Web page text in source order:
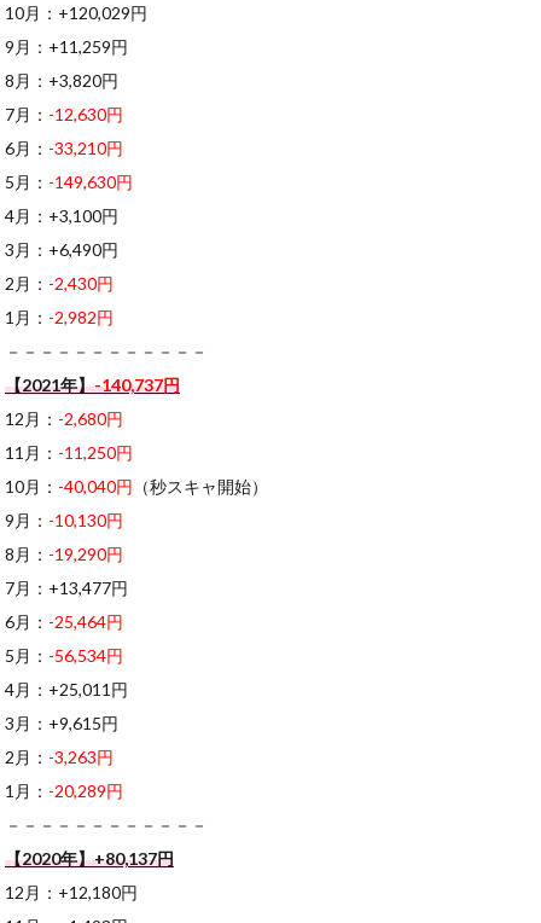
10月：+120,029円
9月：+11,259円
8月：+3,820円
7月： -12,630円
6月： -33,210円
5月： -149,630円
4月：+3,100円
3月：+6,490円
2月： -2,430円
1月： -2,982円
－－－－－－－－－－－－
【2021年】-140,737円
12月： -2,680円
11月： -11,250円
10月： -40,040円 （秒スキャ開始）
9月： -10,130円
8月： -19,290円
7月：+13,477円
6月： -25,464円
5月： -56,534円
4月：+25,011円
3月：+9,615円
2月： -3,263円
1月： -20,289円
－－－－－－－－－－－－
【2020年】+80,137円
12月：+12,180円